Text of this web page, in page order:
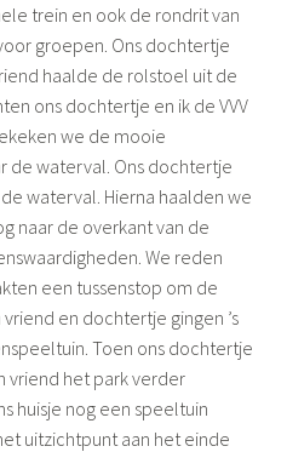
trein en ook de rondrit van
groepen. Ons dochtertje
haalde de rolstoel uit de
ons dochtertje en ik de VVV
we de mooie
de waterval. Ons dochtertje
waterval. Hierna haalden we
naar de overkant van de
We reden
een tussenstop om de
en dochtertje gingen ’s
Toen ons dochtertje
vriend het park verder
huisje nog een speeltuin
uitzichtpunt aan het einde